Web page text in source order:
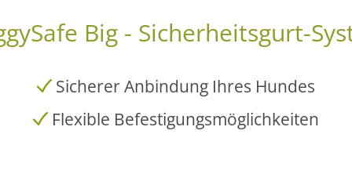
Big - Sicherheitsgurt-
Sicherer Anbindung Ihres Hundes
Flexible Befestigungsmöglichkeiten